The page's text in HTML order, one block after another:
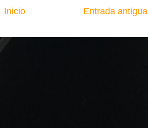
Entrada antigua
Inicio